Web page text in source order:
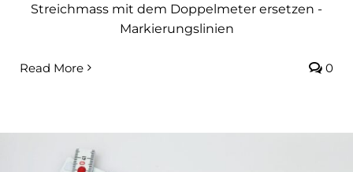
Streichmass mit dem Doppelmeter ersetzen -
Markierungslinien
Read More 0